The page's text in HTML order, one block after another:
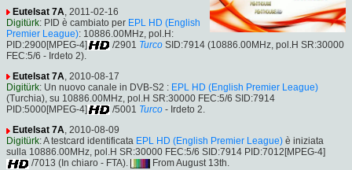
Eutelsat 7A , 2011-02-16
Digitürk: PID è cambiato per EPL HD (English
Premier League): 10886.00MHz, pol.H:
PID:2900[MPEG-4]
/2901 Turco SID:7914 (10886.00MHz, pol.H SR:30000
FEC:5/6 - Irdeto 2).
Eutelsat 7A, 2010-08-17
Digitürk: Un nuovo canale in DVB-S2 : EPL HD (English Premier League)
(Turchia), su 10886.00MHz, pol.H SR:30000 FEC:5/6 SID:7914
PID:5000[MPEG-4]
/5001 Turco - Irdeto 2.
Eutelsat 7A, 2010-08-09
Digitürk: A testcard identificata EPL HD (English Premier League) è iniziata
sulla 10886.00MHz, pol.H SR:30000 FEC:5/6 SID:7914 PID:7012[MPEG-4]
/7013 (In chiaro - FTA).
From August 13th.